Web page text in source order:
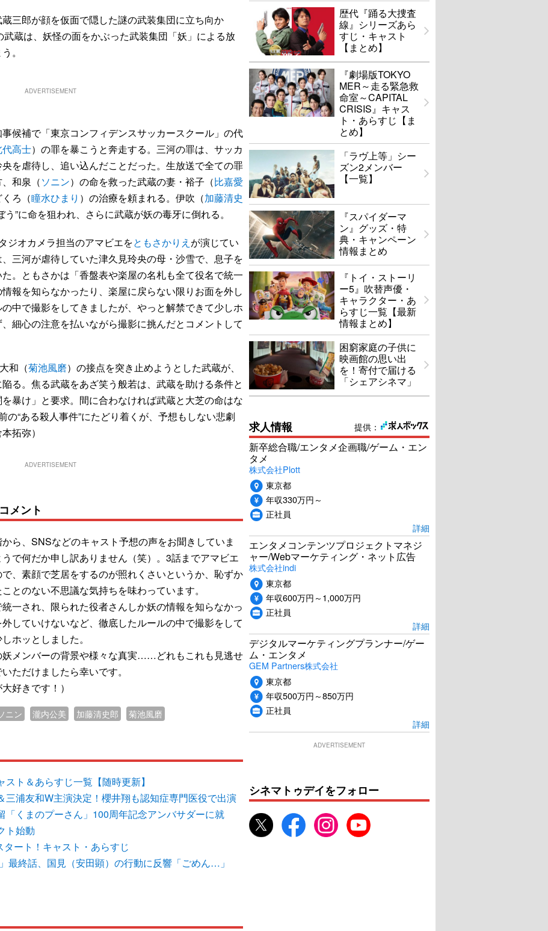
三郎が顔を仮面で隠した謎の武装集団に立ち向か
武蔵は、妖怪の面をかぶった武装集団「妖」による放
。
ADVERTISEMENT
候補で「東京コンフィデンスサッカースクール」の代
代高士）の罪を暴こうと奔走する。三河の罪は、サッカ
を虐待し、追い込んだことだった。生放送で全ての罪
和泉（ソニン）の命を救った武蔵の妻・裕子（比嘉愛
ろ（瞳水ひまり ）の治療を頼まれる。伊吹（加藤清史
”に命を狙われ、さらに武蔵が妖の毒牙に倒れる。
ジオカメラ担当のアマビエをともさかりえ が演じてい
三河が虐待していた津久見玲央の母・沙雪で、息子を
。ともさかは「香盤表や楽屋の名札も全て役名で統一
報を知らなかったり、楽屋に戻らない限りお面を外し
中で撮影をしてきましたが、やっと解禁できて少しホ
細心の注意を払いながら撮影に挑んだとコメントして
和（菊池風磨）の接点を突き止めようとした武蔵が、
る。焦る武蔵をあざ笑う般若は、武蔵を助ける条件と
暴け」と要求。間に合わなければ武蔵と大芝の命はな
の“ある殺人事件”にたどり着くが、予想もしない悲劇
拓弥）
ADVERTISEMENT
メント
ら、SNSなどのキャスト予想の声をお聞きしていま
で何だか申し訳ありません（笑）。3話までアマビエ
、素顔で芝居をするのが照れくさいというか、恥ずか
とのない不思議な気持ちを味わっています。
一され、限られた役者さんしか妖の情報を知らなかっ
していけないなど、徹底したルールの中で撮影をして
ホッとしました。
妖メンバーの背景や様々な真実……どれもこれも見逃せ
ただけましたら幸いです。
好きです！）
ニン 瀧内公美 加藤清史郎 菊池風磨
ト＆あらすじ一覧【随時更新】
三浦友和W主演決定！櫻井翔も認知症専門医役で出演
「くまのプーさん」100周年記念アンバサダーに就
ト始動
タート！キャスト・あらすじ
最終話、国見（安田顕）の行動に反響「ごめん…」
歴代『踊る大捜査
線』シリーズあら
すじ・キャスト
【まとめ】
『劇場版TOKYO
MER～走る緊急救
命室～CAPITAL
CRISIS』キャス
ト・あらすじ【ま
とめ】
「ラヴ上等」シー
ズン2メンバー
【一覧】
『スパイダーマ
ン』グッズ・特
典・キャンペーン
情報まとめ
『トイ・ストーリ
ー5』吹替声優・
キャラクター・あ
らすじ一覧【最新
情報まとめ】
困窮家庭の子供に
映画館の思い出
を！寄付で届ける
「シェアシネマ」
提供：
求人情報
新卒総合職/エンタメ企画職/ゲーム・エン
タメ
株式会社Plott
東京都
年収330万円～
正社員
詳細
エンタメコンテンツプロジェクトマネジ
ャー/Webマーケティング・ネット広告
株式会社indi
東京都
年収600万円～1,000万円
正社員
詳細
デジタルマーケティングプランナー/ゲー
ム・エンタメ
GEM Partners株式会社
東京都
年収500万円～850万円
正社員
詳細
ADVERTISEMENT
シネマトゥデイをフォロー